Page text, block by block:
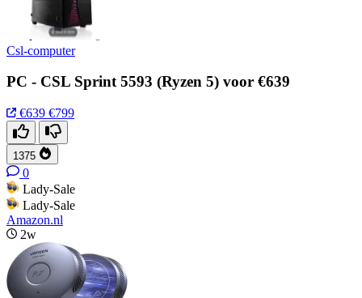
Csl-computer
PC - CSL Sprint 5593 (Ryzen 5) voor €639
€639 €799
1375
0
Lady-Sale
Lady-Sale
Amazon.nl
2w